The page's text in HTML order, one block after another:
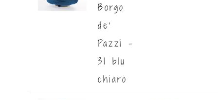
Borgo
de'
Pazzi -
31 blu
chiaro